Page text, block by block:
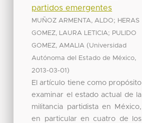
partidos emergentes
MUÑOZ ARMENTA, ALDO; HERAS
GOMEZ, LAURA LETICIA; PULIDO
GOMEZ, AMALIA (Universidad
Autónoma del Estado de México,
2013-03-01 )
El artículo tiene como propósito
examinar el estado actual de la
militancia partidista en México,
en particular en cuatro de los